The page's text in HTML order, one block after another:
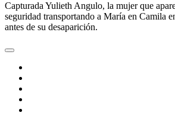
Capturada Yulieth Angulo, la mujer que
seguridad transportando a María en Camila
antes de su desaparición.